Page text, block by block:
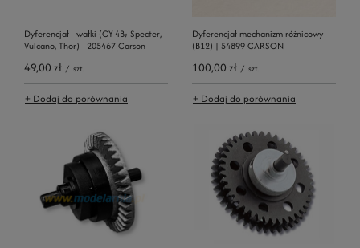
Dyferencjał - wałki (CY-4B; Specter,
Vulcano, Thor) - 205467 Carson
49,00 zł / szt.
+ Dodaj do porównania
Dyferencjał mechanizm różnicowy
(B12) | 54899 CARSON
100,00 zł / szt.
+ Dodaj do porównania